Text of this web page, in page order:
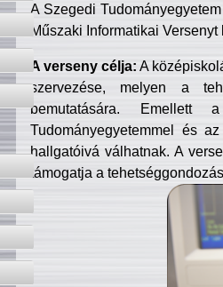
A Szegedi
Műszaki Informatikai
A verseny célja: A
szervezése, melyen a
bemutatására. Emellett
Tudományegyetemmel és
hallgatóivá válhatnak. A
támogatja a